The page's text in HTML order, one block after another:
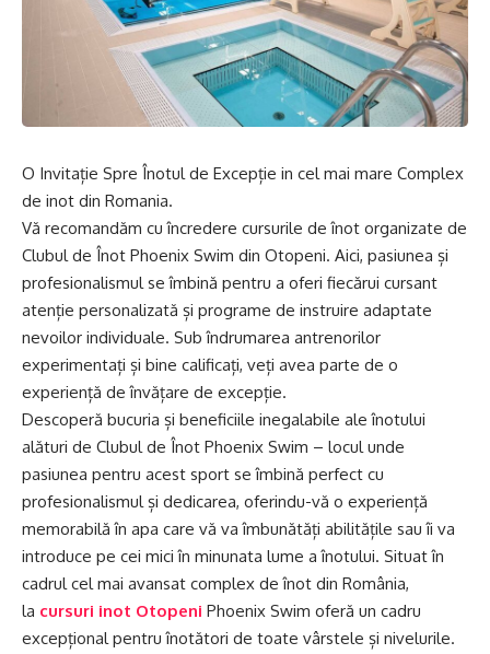
O Invitație Spre Înotul de Excepție in cel mai mare Complex
de inot din Romania.
Vă recomandăm cu încredere cursurile de înot organizate de
Clubul de Înot Phoenix Swim din Otopeni. Aici, pasiunea și
profesionalismul se îmbină pentru a oferi fiecărui cursant
atenție personalizată și programe de instruire adaptate
nevoilor individuale. Sub îndrumarea antrenorilor
experimentați și bine calificați, veți avea parte de o
experiență de învățare de excepție.
Descoperă bucuria și beneficiile inegalabile ale înotului
alături de Clubul de Înot Phoenix Swim – locul unde
pasiunea pentru acest sport se îmbină perfect cu
profesionalismul și dedicarea, oferindu-vă o experiență
memorabilă în apa care vă va îmbunătăți abilitățile sau îi va
introduce pe cei mici în minunata lume a înotului. Situat în
cadrul cel mai avansat complex de înot din România,
la cursuri inot Otopeni Phoenix Swim oferă un cadru
excepțional pentru înotători de toate vârstele și nivelurile.